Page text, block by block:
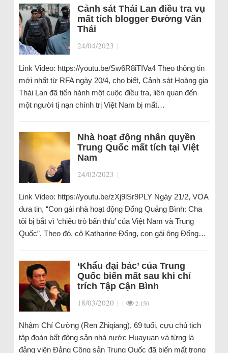
Cảnh sát Thái Lan điều tra vụ
mất tích blogger Đường Văn
Thái
24/04/2023 |
Link Video: https://youtu.be/Sw6R8iTIVa4 Theo thông tin
mới nhất từ RFA ngày 20/4, cho biết, Cảnh sát Hoàng gia
Thái Lan đã tiến hành một cuộc điều tra, liên quan đến
một người tị nạn chính trị Việt Nam bị mất…
Nhà hoạt động nhân quyền
Trung Quốc mất tích tại Việt
Nam
24/02/2023 |
Link Video: https://youtu.be/zXj9lSr9PLY Ngày 21/2, VOA
đưa tin, “Con gái nhà hoạt động Đổng Quảng Bình: Cha
tôi bị bắt vì ‘chiêu trò bẩn thỉu’ của Việt Nam và Trung
Quốc”. Theo đó, cô Katharine Đổng, con gái ông Đổng…
‘Khẩu đại bác’ của Trung
Quốc biến mất sau khi chỉ
trích Tập Cận Bình
18/03/2020 | | 2.150
Nhậm Chí Cường (Ren Zhiqiang), 69 tuổi, cựu chủ tịch
tập đoàn bất động sản nhà nước Huayuan và từng là
đảng viên Đảng Cộng sản Trung Quốc đã biến mất trong